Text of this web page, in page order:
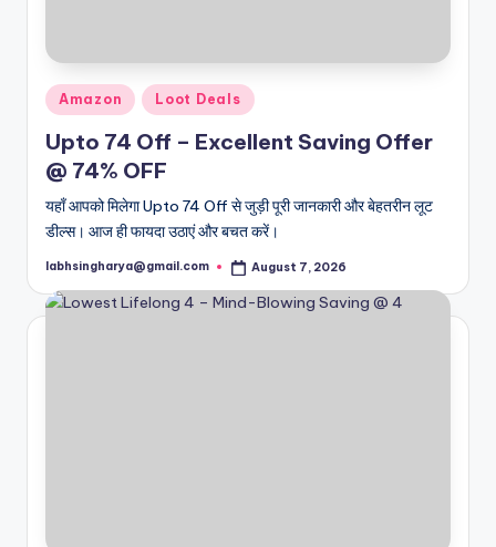
Posted
in
Amazon Loot Deals
Upto 74 Off – Excellent Saving Offer
@ 74% OFF
यहाँ आपको मिलेगा Upto 74 Off से जुड़ी पूरी जानकारी और बेहतरीन लूट
डील्स। आज ही फायदा उठाएं और बचत करें।
Posted
labhsingharya@gmail.com August 7, 2026